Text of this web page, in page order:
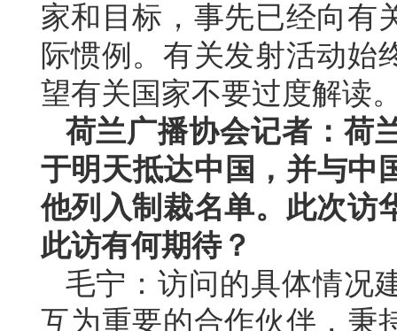
家和目标，事先已经向有
际惯例。有关发射活动始
望有关国家不要过度解读
荷兰广播协会记者：荷
于明天抵达中国，并与中
他列入制裁名单。此次访
此访有何期待？
毛宁：访问的具体情况
互为重要的合作伙伴，秉